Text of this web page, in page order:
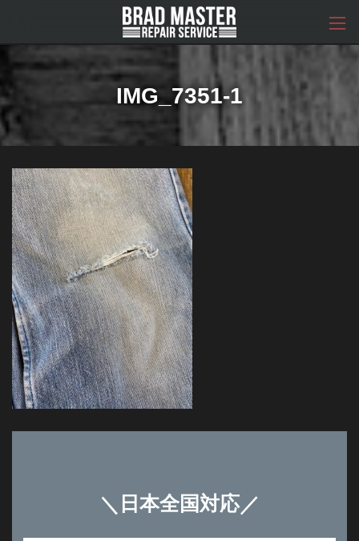
ン
キ
ッ
プ
ー
に
移
動
IMG_7351-1
＼ 日本全国対応／